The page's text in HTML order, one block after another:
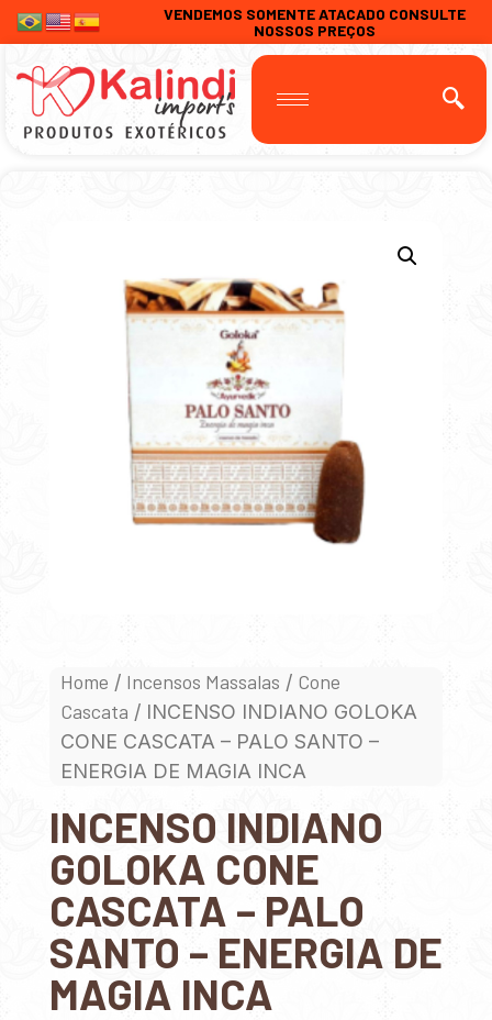
VENDEMOS SOMENTE ATACADO CONSULTE
NOSSOS PREÇOS
Home / Incensos Massalas / Cone
Cascata / INCENSO INDIANO GOLOKA
CONE CASCATA – PALO SANTO –
ENERGIA DE MAGIA INCA
INCENSO INDIANO
GOLOKA CONE
CASCATA – PALO
SANTO – ENERGIA DE
MAGIA INCA